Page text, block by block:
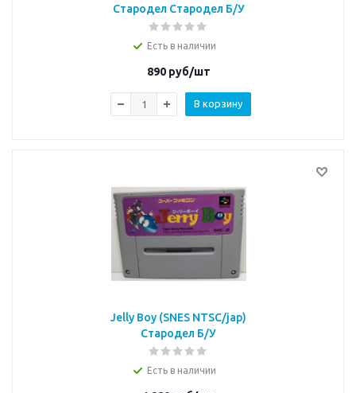
Стародел Стародел Б/У
Есть в наличии
890руб/шт
В корзину
Jelly Boy (SNES NTSC/jap)
Стародел Б/У
Есть в наличии